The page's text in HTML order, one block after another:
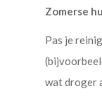
Zomerse
Pas je
wat droger